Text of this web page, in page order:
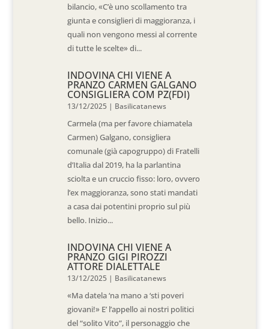
bilancio, «C’è uno scollamento tra
giunta e consiglieri di maggioranza, i
quali non vengono messi al corrente
di tutte le scelte» di...
INDOVINA CHI VIENE A
PRANZO CARMEN GALGANO
CONSIGLIERA COM PZ(FDI)
13/12/2025 | Basilicatanews
Carmela (ma per favore chiamatela
Carmen) Galgano, consigliera
comunale (già capogruppo) di Fratelli
d’Italia dal 2019, ha la parlantina
sciolta e un cruccio fisso: loro, ovvero
l’ex maggioranza, sono stati mandati
a casa dai potentini proprio sul più
bello. Inizio...
INDOVINA CHI VIENE A
PRANZO GIGI PIROZZI
ATTORE DIALETTALE
13/12/2025 | Basilicatanews
«Ma datela ‘na mano a ‘sti poveri
giovani!» E’ l’appello ai nostri politici
del “solito Vito”, il personaggio che